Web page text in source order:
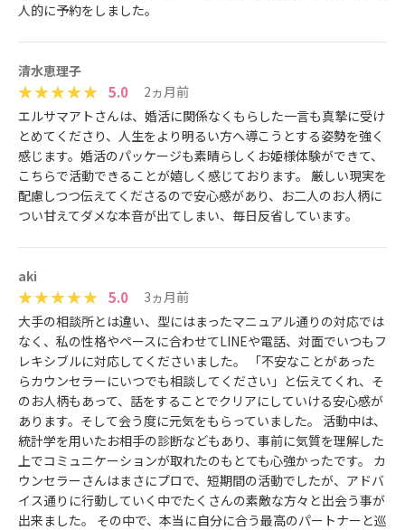
人的に予約をしました。
清水恵理子
5.0
2ヵ月前
エルサマアトさんは、婚活に関係なくもらした一言も真摯に受け
とめてくださり、人生をより明るい方へ導こうとする姿勢を強く
感じます。婚活のパッケージも素晴らしくお姫様体験ができて、
こちらで活動できることが嬉しく感じております。 厳しい現実を
配慮しつつ伝えてくださるので安心感があり、お二人のお人柄に
つい甘えてダメな本音が出てしまい、毎日反省しています。
aki
5.0
3ヵ月前
大手の相談所とは違い、型にはまったマニュアル通りの対応では
なく、私の性格やペースに合わせてLINEや電話、対面でいつもフ
レキシブルに対応してくださいました。 「不安なことがあった
らカウンセラーにいつでも相談してください」と伝えてくれ、そ
のお人柄もあって、話をすることでクリアにしていける安心感が
あります。そして会う度に元気をもらっていました。 活動中は、
統計学を用いたお相手の診断などもあり、事前に気質を理解した
上でコミュニケーションが取れたのもとても心強かったです。 カ
ウンセラーさんはまさにプロで、短期間の活動でしたが、アドバ
イス通りに行動していく中でたくさんの素敵な方々と出会う事が
出来ました。 その中で、本当に自分に合う最高のパートナーと巡